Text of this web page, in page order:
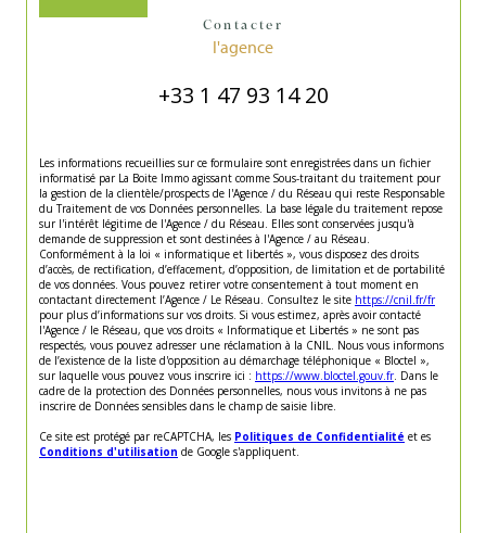
contacter
l'agence
+33 1 47 93 14 20
Les informations recueillies sur ce formulaire sont enregistrées dans un fichier
informatisé par La Boite Immo agissant comme Sous-traitant du traitement pour
la gestion de la clientèle/prospects de l'Agence / du Réseau qui reste Responsable
du Traitement de vos Données personnelles. La base légale du traitement repose
sur l'intérêt légitime de l'Agence / du Réseau. Elles sont conservées jusqu'à
demande de suppression et sont destinées à l'Agence / au Réseau.
Conformément à la loi « informatique et libertés », vous disposez des droits
d’accès, de rectification, d’effacement, d’opposition, de limitation et de portabilité
de vos données. Vous pouvez retirer votre consentement à tout moment en
contactant directement l’Agence / Le Réseau. Consultez le site https://cnil.fr/fr
pour plus d’informations sur vos droits. Si vous estimez, après avoir contacté
l'Agence / le Réseau, que vos droits « Informatique et Libertés » ne sont pas
respectés, vous pouvez adresser une réclamation à la CNIL. Nous vous informons
de l’existence de la liste d'opposition au démarchage téléphonique « Bloctel »,
sur laquelle vous pouvez vous inscrire ici : https://www.bloctel.gouv.fr . Dans le
cadre de la protection des Données personnelles, nous vous invitons à ne pas
inscrire de Données sensibles dans le champ de saisie libre.
Ce site est protégé par reCAPTCHA, les Politiques de Confidentialité et es
Conditions d'utilisation de Google s'appliquent.